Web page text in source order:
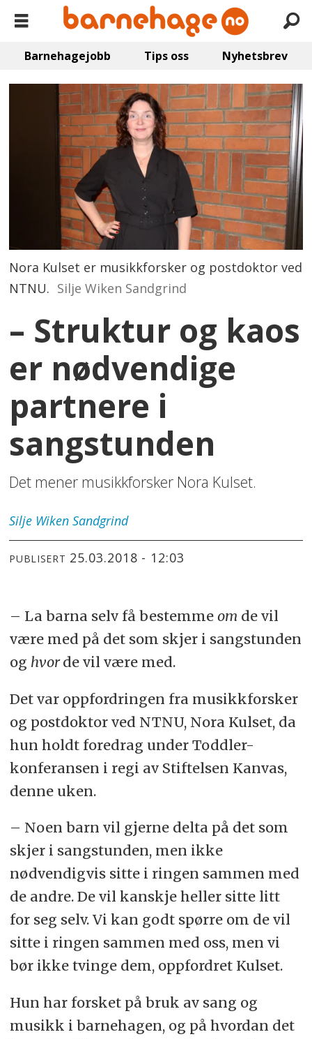
Barnehagejobb Tips oss Nyhetsbrev
Nora Kulset er musikkforsker og postdoktor ved
NTNU. Silje Wiken Sandgrind
– Struktur og kaos
er nødvendige
partnere i
sangstunden
Det mener musikkforsker Nora Kulset.
Silje Wiken Sandgrind
PUBLISERT 25.03.2018 - 12:03
– La barna selv få bestemme omde vil
være med på det som skjer i sangstunden
og hvorde vil være med.
Det var oppfordringen fra musikkforsker
og postdoktor ved NTNU, Nora Kulset, da
hun holdt foredrag under Toddler-
konferansen i regi av Stiftelsen Kanvas,
denne uken.
– Noen barn vil gjerne delta på det som
skjer i sangstunden, men ikke
nødvendigvis sitte i ringen sammen med
de andre. De vil kanskje heller sitte litt
for seg selv. Vi kan godt spørre om de vil
sitte i ringen sammen med oss, men vi
bør ikke tvinge dem, oppfordret Kulset.
Hun har forsket på bruk av sang og
musikk i barnehagen, og på hvordan det